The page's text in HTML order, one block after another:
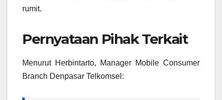
rumit.
Pernyataan Pihak Terkait
Menurut Herbintarto, Manager Mobile Consumer
Branch Denpasar Telkomsel: